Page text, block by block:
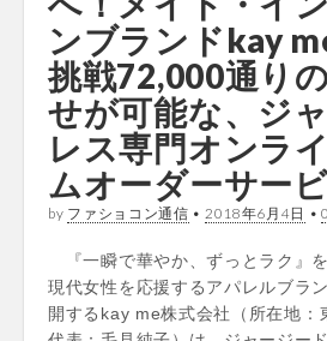
ンブランドkay
挑戦72,000通り
せが可能な、ジ
レス専門オンラ
ムオーダーサー
by ファショコン通信 • 2018年6月4日 •
『一瞬で華やか、ずっとラク』
現代女性を応援するアパレルブラ
開するkay me株式会社（所在地：